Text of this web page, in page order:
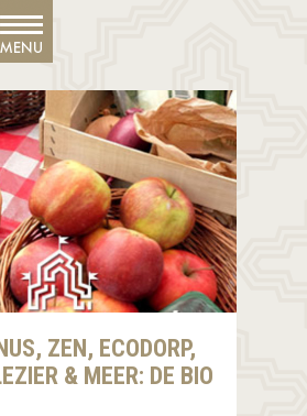
ZEN, ECODORP,
& MEER: DE BIO